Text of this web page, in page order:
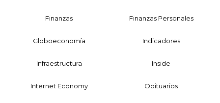
Finanzas Finanzas Personales
Globoeconomía Indicadores
Infraestructura Inside
Internet Economy Obituarios